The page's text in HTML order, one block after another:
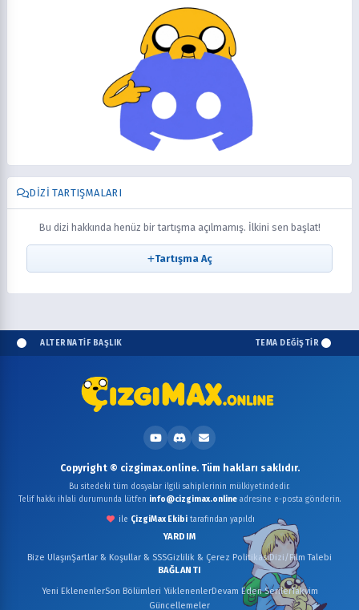
DIZI TARTIŞMALARI
Bu dizi hakkında henüz bir tartışma açılmamış. İlkini sen başlat!
Tartışma Aç
ALTERNATİF BAŞLIK TEMA DEĞİŞTİR
YARDIM
Bize UlaşınŞartlar & Koşullar & SSSGizlilik & Çerez Politikası Dizi/Film Talebi
BAĞLANTI
Yeni EklenenlerSon Bölümleri YüklenenlerDevam Eden SerilerTakvim
Güncellemeler
Copyright © cizgimax.online. Tüm hakları saklıdır.
Bu sitedeki tüm dosyalar ilgili sahiplerinin mülkiyetindedir.
Telif hakkı ihlali durumunda lütfen info@cizgimax.onlineadresine e-posta gönderin.
ile ÇizgiMax Ekibitarafından yapıldı